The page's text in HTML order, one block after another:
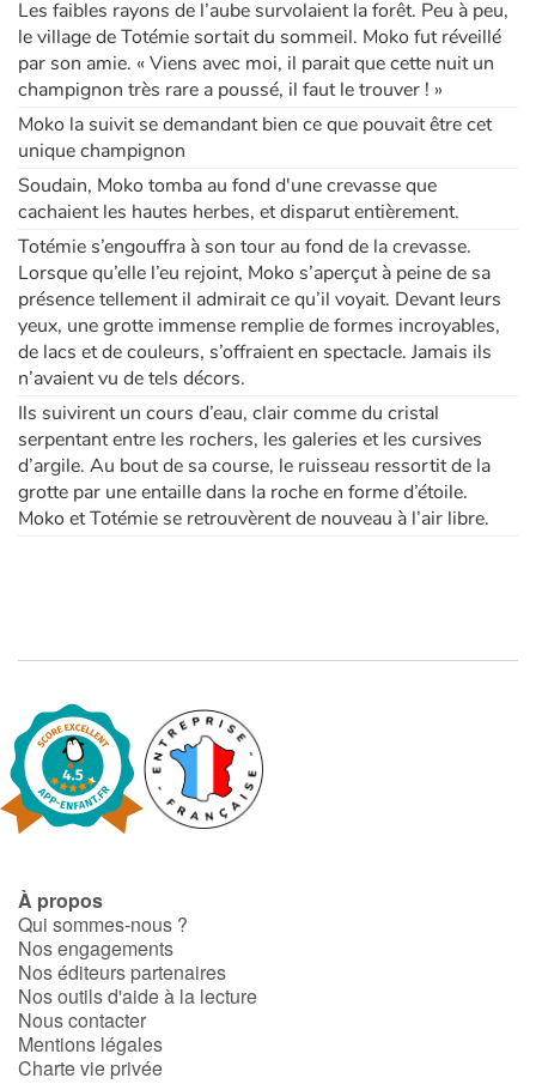
Les faibles rayons de l’aube survolaient la forêt. Peu à peu,
le village de Totémie sortait du sommeil. Moko fut réveillé
par son amie. « Viens avec moi, il parait que cette nuit un
champignon très rare a poussé, il faut le trouver ! »
Moko la suivit se demandant bien ce que pouvait être cet
unique champignon
Soudain, Moko tomba au fond d'une crevasse que
cachaient les hautes herbes, et disparut entièrement.
Totémie s’engouffra à son tour au fond de la crevasse.
Lorsque qu’elle l’eu rejoint, Moko s’aperçut à peine de sa
présence tellement il admirait ce qu’il voyait. Devant leurs
yeux, une grotte immense remplie de formes incroyables,
de lacs et de couleurs, s’offraient en spectacle. Jamais ils
n’avaient vu de tels décors.
Ils suivirent un cours d’eau, clair comme du cristal
serpentant entre les rochers, les galeries et les cursives
d’argile. Au bout de sa course, le ruisseau ressortit de la
grotte par une entaille dans la roche en forme d’étoile.
Moko et Totémie se retrouvèrent de nouveau à l’air libre.
À propos
Qui sommes-nous ?
Nos engagements
Nos éditeurs partenaires
Nos outils d'aide à la lecture
Nous contacter
Mentions légales
Charte vie privée